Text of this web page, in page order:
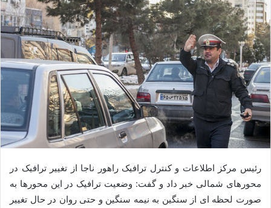
رئیس مرکز اطلاعات و کنترل ترافیک راهور ناجا از تغییر ترافیک در
محورهای شمالی خبر داد و گفت: وضعیت ترافیک در این محورها به
صورت لحظه ای از سنگین به نیمه سنگین و حتی روان در حال تغییر